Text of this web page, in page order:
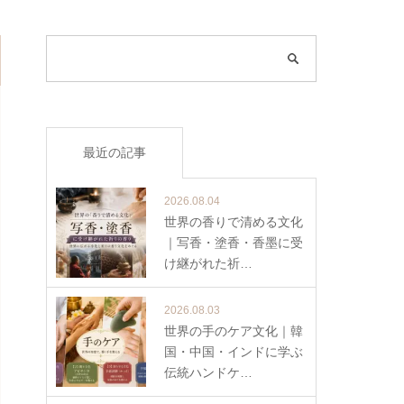
最近の記事
2026.08.04
世界の香りで清める文化
｜写香・塗香・香墨に受
け継がれた祈…
2026.08.03
世界の手のケア文化｜韓
国・中国・インドに学ぶ
伝統ハンドケ…